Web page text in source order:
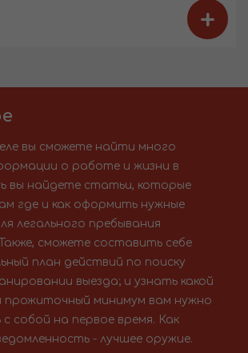
+
вы сможете найти много
о работе и жизни в
вы найдете статьи, которые
где и как оформить нужные
легального пребывания
сможете составить себе
план действий по поиску
выезда; и узнать какой
прожиточный минимум вам нужно
собой на первое время. Как
- лучшее оружие.